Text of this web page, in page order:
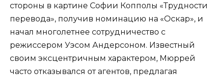
стороны в картине Софии Копполы «Трудности
перевода», получив номинацию на «Оскар», и
начал многолетнее сотрудничество с
режиссером Уэсом Андерсоном. Известный
своим эксцентричным характером, Мюррей
часто отказывался от агентов, предлагая